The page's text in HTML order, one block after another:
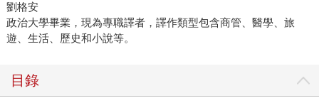
劉格安
政治大學畢業，現為專職譯者，譯作類型包含商管、醫學、旅
遊、生活、歷史和小說等。
目錄